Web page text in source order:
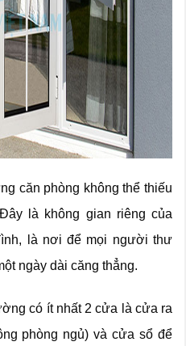
căn phòng không thể thiếu
là không gian riêng của
là nơi để mọi người thư
ngày dài căng thẳng.
có ít nhất 2 cửa là cửa ra
phòng ngủ) và cửa sổ để